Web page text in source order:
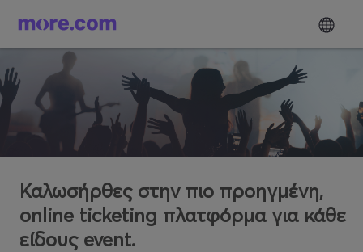
Καλωσήρθες στην πιο προηγμένη,
online ticketing πλατφόρμα για κάθε
είδους event.